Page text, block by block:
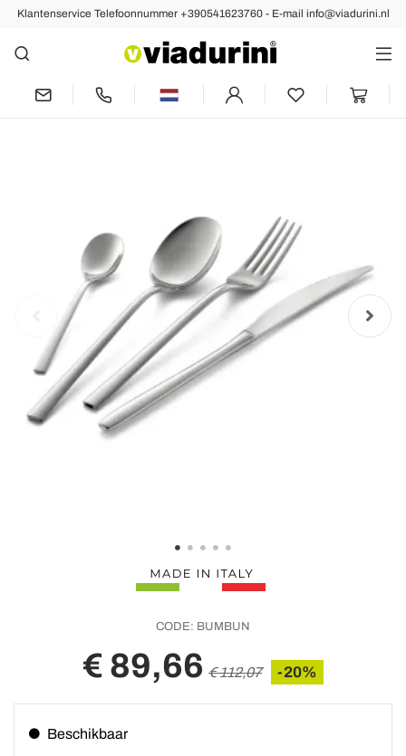
Klantenservice Telefoonnummer +390541623760 - E-mail info@viadurini.nl
Vorige Volgende
Vierkant Design Gepolijst RVS Bestekset
24 Delig - Bumbun
CODE: BUMBUN
€ 89,66 € 112,07 -20%
Beschikbaar